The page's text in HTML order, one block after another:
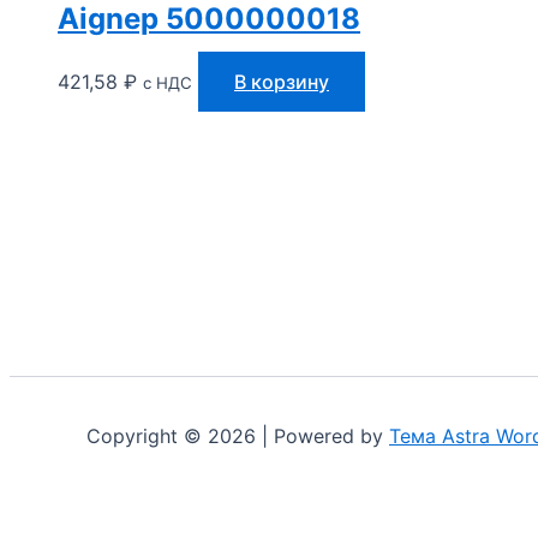
Aignep 5000000018
421,58 ₽ с НДС В корзину
Copyright © 2026 | Powered by Тема Astra